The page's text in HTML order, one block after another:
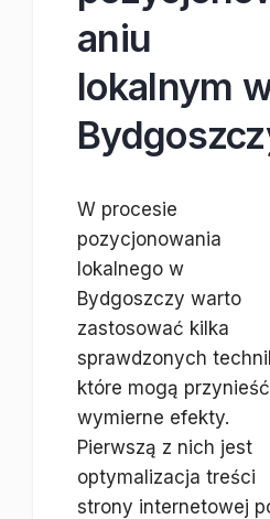
aniu
lokalnym
W procesie
pozycjonowania
lokalnego w
Bydgoszczy warto
zastosować kilka
sprawdzonych
które mogą przynieść
wymierne efekty.
Pierwszą z nich jest
optymalizacja treści
strony internetowej